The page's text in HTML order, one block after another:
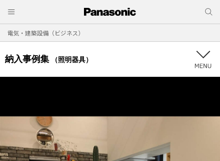
電気・建築設備（ビジネス）
納入事例集 （照明器具）